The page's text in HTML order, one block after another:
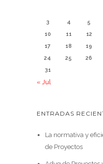
3
4 5
10
11 12
17
18 19
24
25 26
31
« Jul
ENTRADAS
La normativa y
de Proyectos